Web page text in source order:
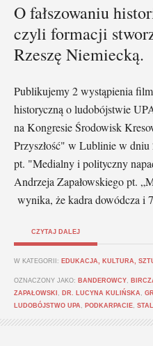
O fałszowaniu
czyli formacji
Rzeszę Niemiecką.
Publikujemy 2 wystąpienia
historyczną o ludobójstwie
na Kongresie Środowisk
Przyszłość" w Lublinie w dniu
pt. "Medialny i polityczny
Andrzeja Zapałowskiego pt.
wynika, że kadra dowódcza i
CZYTAJ DALEJ
W KATEGORII: EDUKACJA, KULTURA,
OZNACZONY JAKO: BANDEROWCY
ZAPAŁOWSKI
DR. LUCYNA KULIŃSKA
LUDOBÓJSTWO UPA
PODKARPACIE